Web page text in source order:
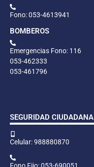
Fono: 053-4613941
BOMBEROS
Emergencias Fono: 116
053-462333
053-461796
SEGURIDAD CIUDADANA
Celular: 988880870
Fono Fijo: 053-690051